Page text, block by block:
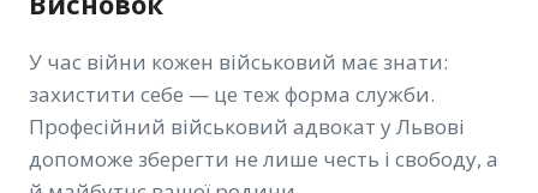
У час війни кожен військовий має знати:
захистити себе — це теж форма служби.
Професійний військовий адвокат у Львові
допоможе зберегти не лише честь і свободу, а